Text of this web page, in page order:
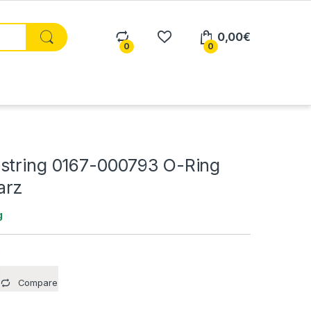
0 0
0,00€
0167-000793 O-Ring
Compare